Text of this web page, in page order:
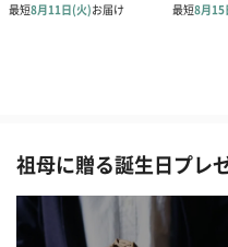
祖母に贈る誕生日プレ